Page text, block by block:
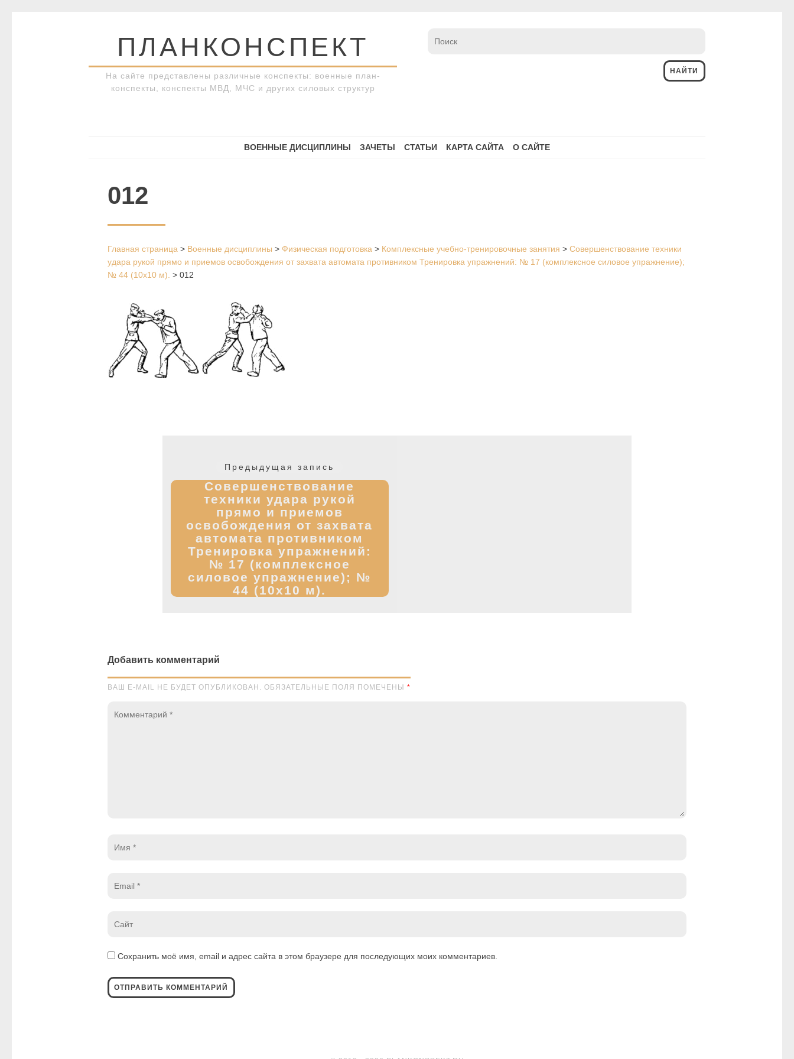
ПЛАНКОНСПЕКТ
На сайте представлены различные конспекты: военные план-
конспекты, конспекты МВД, МЧС и других силовых структур
ВОЕННЫЕ ДИСЦИПЛИНЫ ЗАЧЕТЫ СТАТЬИ КАРТА САЙТА О САЙТЕ
012
Главная страница > Военные дисциплины > Физическая подготовка > Комплексные учебно-тренировочные занятия > Совершенствование техники
удара рукой прямо и приемов освобождения от захвата автомата противником Тренировка упражнений: № 17 (комплексное силовое упражнение);
№ 44 (10х10 м). > 012
Предыдущая запись
запись:
Совершенствование
техники удара рукой
прямо и приемов
освобождения от захвата
автомата противником
Тренировка упражнений:
№ 17 (комплексное
силовое упражнение); №
44 (10х10 м).
Добавить комментарий
ВАШ E-MAIL НЕ БУДЕТ ОПУБЛИКОВАН. ОБЯЗАТЕЛЬНЫЕ ПОЛЯ ПОМЕЧЕНЫ *
Сохранить моё имя, email и адрес сайта в этом браузере для последующих моих комментариев.